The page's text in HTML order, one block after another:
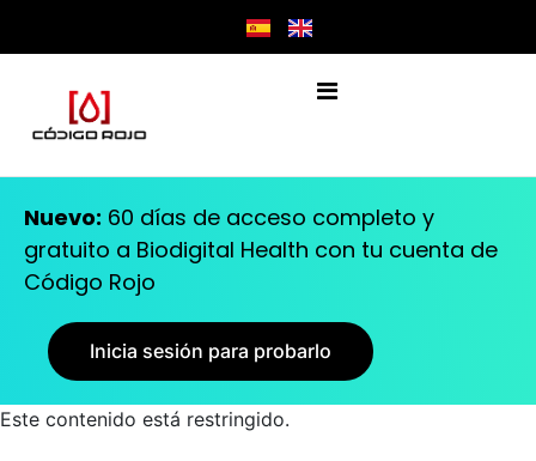
Nuevo: 60 días de acceso completo y
gratuito a Biodigital Health con tu cuenta de
Código Rojo
Inicia sesión para probarlo
Este contenido está restringido.